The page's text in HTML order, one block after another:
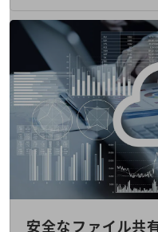
旬な話題やお役立ち資料などDX
解決するヒントをお届けする記事
新着記事
お役立ち資料ダウンロード
トレンド記事特集
IT用語集
中堅中小企業向け
サービス・ソリューショ
課題やニーズに合ったサービスを
中堅中小企業のビジネスをサポー
お悩みから見つける
お悩みから見つけるTOP
ネットワーク
安全なファイル共